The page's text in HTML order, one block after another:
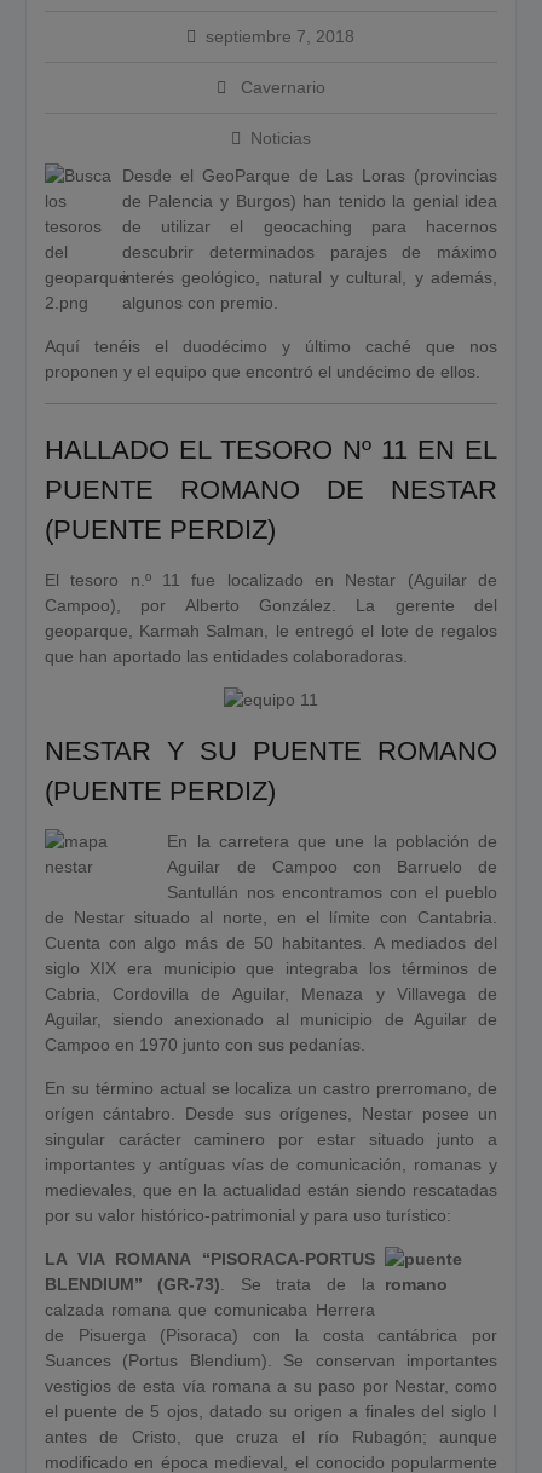
Geocaching 2026
septiembre 7, 2018
Cavernario
Noticias
Desde el GeoParque de Las Loras (provincias
de Palencia y Burgos) han tenido la genial idea
de utilizar el geocaching para hacernos
descubrir determinados parajes de máximo
interés geológico, natural y cultural, y además,
algunos con premio.
Aquí tenéis el duodécimo y último caché que nos
proponen y el equipo que encontró el undécimo de ellos.
HALLADO EL TESORO Nº 11 EN EL
PUENTE ROMANO DE NESTAR
(PUENTE PERDIZ)
El tesoro n.º 11 fue localizado en Nestar (Aguilar de
Campoo), por Alberto González. La gerente del
geoparque, Karmah Salman, le entregó el lote de regalos
que han aportado las entidades colaboradoras.
NESTAR Y SU PUENTE ROMANO
(PUENTE PERDIZ)
En la carretera que une la población de
Aguilar de Campoo con Barruelo de
Santullán nos encontramos con el pueblo
de Nestar situado al norte, en el límite con Cantabria.
Cuenta con algo más de 50 habitantes. A mediados del
siglo XIX era municipio que integraba los términos de
Cabria, Cordovilla de Aguilar, Menaza y Villavega de
Aguilar, siendo anexionado al municipio de Aguilar de
Campoo en 1970 junto con sus pedanías.
En su término actual se localiza un castro prerromano, de
orígen cántabro. Desde sus orígenes, Nestar posee un
singular carácter caminero por estar situado junto a
importantes y antíguas vías de comunicación, romanas y
medievales, que en la actualidad están siendo rescatadas
por su valor histórico-patrimonial y para uso turístico:
LA VIA ROMANA “PISORACA-PORTUS
BLENDIUM” (GR-73) . Se trata de la
calzada romana que comunicaba Herrera
de Pisuerga (Pisoraca) con la costa cantábrica por
Suances (Portus Blendium). Se conservan importantes
vestigios de esta vía romana a su paso por Nestar, como
el puente de 5 ojos, datado su origen a finales del siglo I
antes de Cristo, que cruza el río Rubagón; aunque
modificado en época medieval, el conocido popularmente